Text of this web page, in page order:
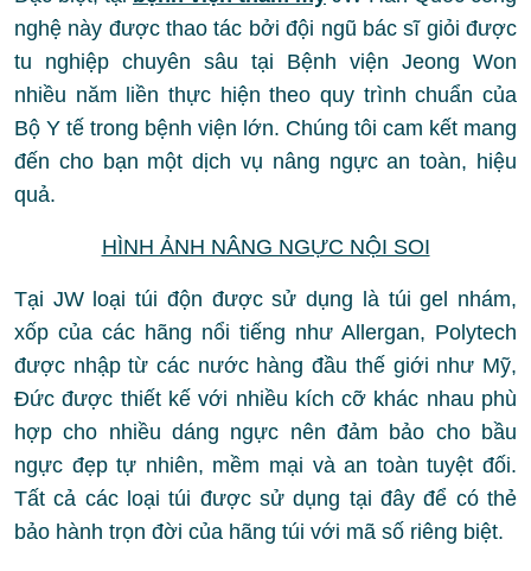
nghệ này được thao tác bởi đội ngũ bác sĩ giỏi được
tu nghiệp chuyên sâu tại Bệnh viện Jeong Won
nhiều năm liền thực hiện theo quy trình chuẩn của
Bộ Y tế trong bệnh viện lớn. Chúng tôi cam kết mang
đến cho bạn một dịch vụ nâng ngực an toàn, hiệu
quả.
HÌNH ẢNH NÂNG NGỰC NỘI SOI
Tại JW loại túi độn được sử dụng là túi gel nhám,
xốp của các hãng nổi tiếng như Allergan, Polytech
được nhập từ các nước hàng đầu thế giới như Mỹ,
Đức được thiết kế với nhiều kích cỡ khác nhau phù
hợp cho nhiều dáng ngực nên đảm bảo cho bầu
ngực đẹp tự nhiên, mềm mại và an toàn tuyệt đối.
Tất cả các loại túi được sử dụng tại đây để có thẻ
bảo hành trọn đời của hãng túi với mã số riêng biệt.